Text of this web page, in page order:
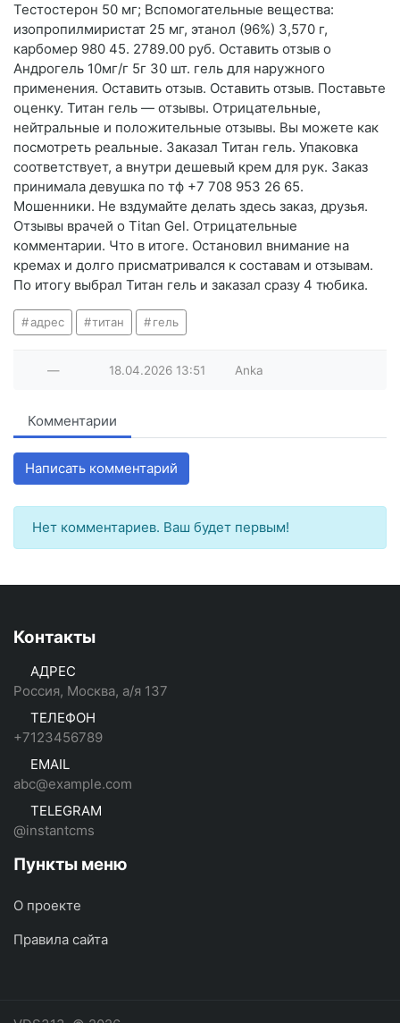
Тестостерон 50 мг; Вспомогательные вещества:
изопропилмиристат 25 мг, этанол (96%) 3,570 г,
карбомер 980 45. 2789.00 руб. Оставить отзыв о
Андрогель 10мг/г 5г 30 шт. гель для наружного
применения. Оставить отзыв. Оставить отзыв. Поставьте
оценку. Титан гель — отзывы. Отрицательные,
нейтральные и положительные отзывы. Вы можете как
посмотреть реальные. Заказал Титан гель. Упаковка
соответствует, а внутри дешевый крем для рук. Заказ
принимала девушка по тф +7 708 953 26 65.
Мошенники. Не вздумайте делать здесь заказ, друзья.
Отзывы врачей о Titan Gel. Отрицательные
комментарии. Что в итоге. Остановил внимание на
кремах и долго присматривался к составам и отзывам.
По итогу выбрал Титан гель и заказал сразу 4 тюбика.
адрес титан гель
— 18.04.2026 13:51 Anka
Комментарии
Написать комментарий
Нет комментариев. Ваш будет первым!
Контакты
АДРЕС
Россия, Москва, а/я 137
ТЕЛЕФОН
+7123456789
EMAIL
abc@example.com
TELEGRAM
@instantcms
Пункты меню
О проекте
Правила сайта